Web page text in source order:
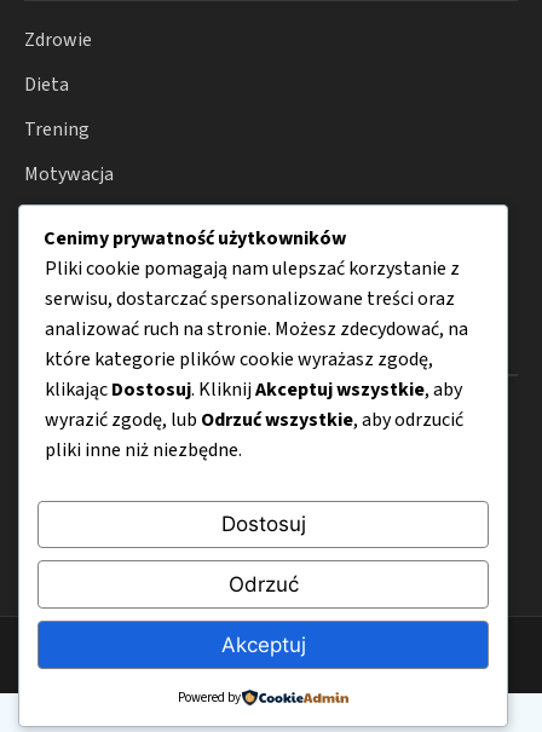
Zdrowie
Dieta
Trening
Motywacja
Porady
Menu
O nas
Kontakt
Mapa strony
Polityka prywatności
© 2026 Kulturysta.com.pl
Cenimy prywatność użytkowników
Pliki cookie pomagają nam ulepszać korzystanie z
serwisu, dostarczać spersonalizowane treści oraz
analizować ruch na stronie. Możesz zdecydować, na
które kategorie plików cookie wyrażasz zgodę,
klikającDostosuj. KliknijAkceptuj wszystkie, aby
wyrazić zgodę, lub Odrzuć wszystkie, aby odrzucić
pliki inne niż niezbędne.
Dostosuj
Odrzuć
Akceptuj
Powered by